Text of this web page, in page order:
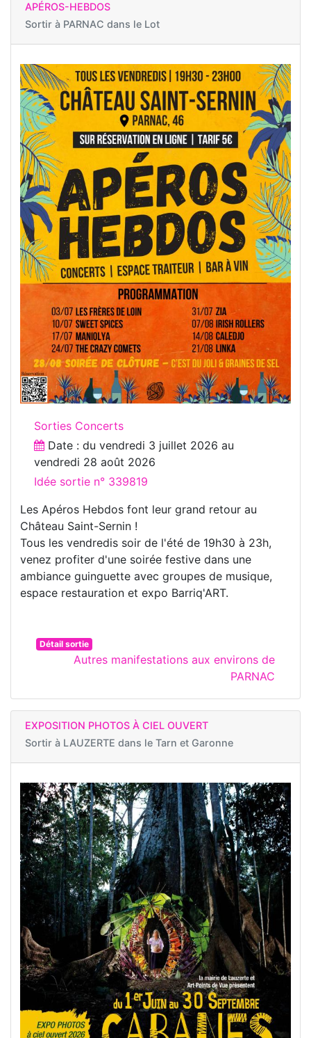
APÉROS-HEBDOS
Sortir à PARNAC dans le Lot
Sorties Concerts
Date : du vendredi 3 juillet 2026 au
vendredi 28 août 2026
Idée sortie n° 339819
Les Apéros Hebdos font leur grand retour au
Château Saint-Sernin !
Tous les vendredis soir de l'été de 19h30 à 23h,
venez profiter d'une soirée festive dans une
ambiance guinguette avec groupes de musique,
espace restauration et expo Barriq'ART.
Détail sortie
Autres manifestations aux environs de
PARNAC
EXPOSITION PHOTOS À CIEL OUVERT
Sortir à LAUZERTE dans le Tarn et Garonne